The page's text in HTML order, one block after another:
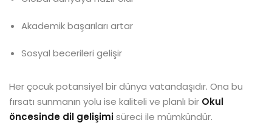
Akademik başarıları artar
Sosyal becerileri gelişir
Her çocuk potansiyel bir dünya vatandaşıdır. Ona bu
fırsatı sunmanın yolu ise kaliteli ve planlı bir Okul
öncesinde dil gelişimisüreci ile mümkündür.